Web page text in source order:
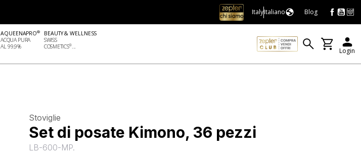
ItalyItaliano Blog
AQUEENAPRO®
ACQUA PURA
AL 99,9%
BEAUTY & WELLNESS
SWISS
COSMETICS®... Login
Stoviglie
Set di posate Kimono, 36 pezzi
LB-600-MP.